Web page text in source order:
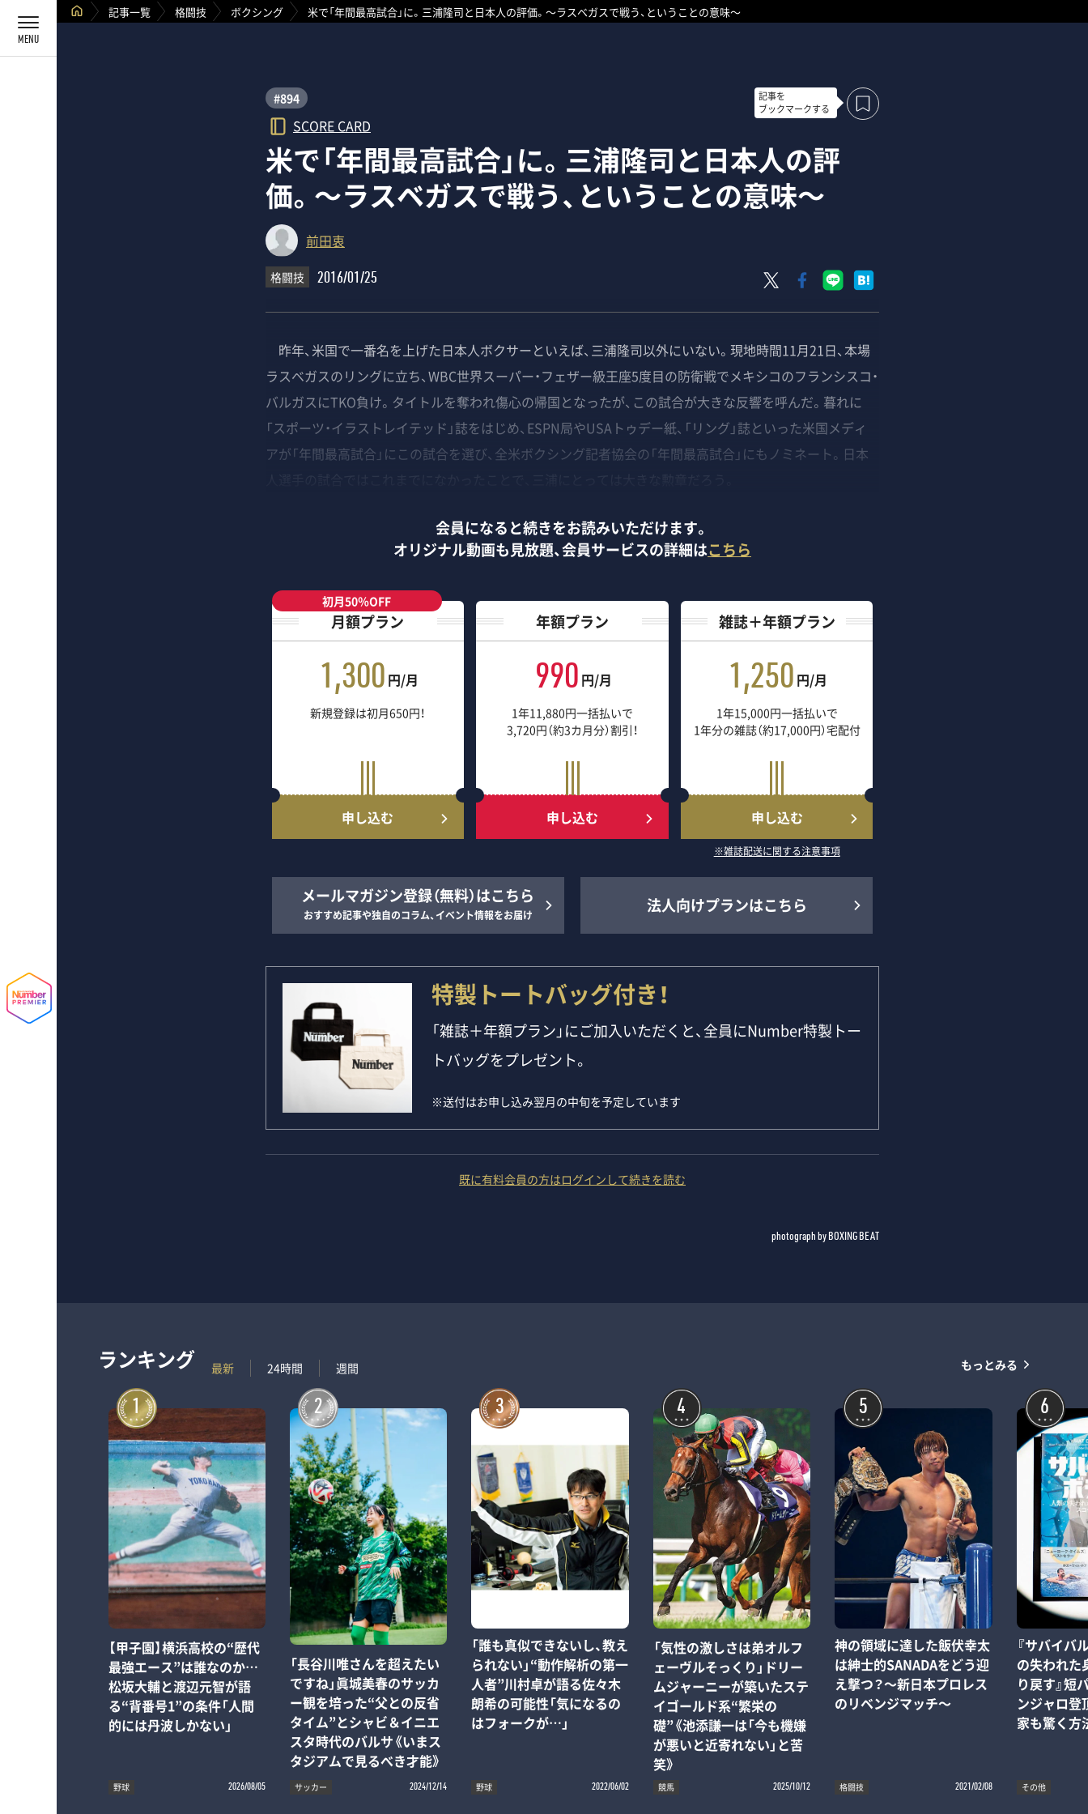
記事一覧 格闘技 ボクシング 米で「年間最高試合」に。三浦隆司と日本人の評価。～ラスベガスで戦う、ということの意味～
#894
SCORE CARD
記事を
ブックマークする
米で「年間最高試合」に。三浦隆司と日本人の評
価。～ラスベガスで戦う、ということの意味～
前田衷
格闘技 2016/01/25
昨年、米国で一番名を上げた日本人ボクサーといえば、三浦隆司以外にいない。現地時間11月21日、本場
ラスベガスのリングに立ち、WBC世界スーパー・フェザー級王座5度目の防衛戦でメキシコのフランシスコ・
バルガスにTKO負け。タイトルを奪われ傷心の帰国となったが、この試合が大きな反響を呼んだ。暮れに
「スポーツ・イラストレイテッド」誌をはじめ、ESPN局やUSAトゥデー紙、「リング」誌といった米国メディ
アが「年間最高試合」にこの試合を選び、全米ボクシング記者協会の「年間最高試合」にもノミネート。日本
会員になると続きをお読みいただけます。
オリジナル動画も見放題、会員サービスの詳細はこちら
初月50％OFF
月額プラン
1,300 円/月
新規登録は初月650円！
申し込む
年額プラン
990 円/月
1年11,880円一括払いで
3,720円（約3カ月分）割引！
申し込む
雑誌＋年額プラン
1,250 円/月
1年15,000円一括払いで
1年分の雑誌（約17,000円）宅配付
申し込む
※雑誌配送に関する注意事項
メールマガジン登録（無料）はこちら
おすすめ記事や独自のコラム、イベント情報をお届け 法人向けプランはこちら
特製トートバッグ付き！
「雑誌＋年額プラン」にご加入いただくと、全員にNumber特製トー
トバッグをプレゼント。
※送付はお申し込み翌月の中旬を予定しています
既に有料会員の方はログインして続きを読む
photograph by BOXING BEAT
ランキング 最新 24時間 週間 もっとみる
1
【甲子園】横浜高校の“歴代
最強エース”は誰なのか…
松坂大輔と渡辺元智が語
る“背番号1”の条件「人間
的には丹波しかない」
野球 2026/08/05
2
「長谷川唯さんを超えたい
ですね」眞城美春のサッカ
ー観を培った“父との反省
タイム”とシャビ＆イニエ
スタ時代のバルサ《いまス
タジアムで見るべき才能》
サッカー 2024/12/14
3
「誰も真似できないし、教え
られない」“動作解析の第一
人者”川村卓が語る佐々木
朗希の可能性「気になるの
はフォークが…」
野球 2022/06/02
4
「気性の激しさは弟オルフ
ェーヴルそっくり」ドリー
ムジャーニーが築いたステ
イゴールド系“繁栄の
礎”《池添謙一は「今も機嫌
が悪いと近寄れない」と苦
笑》
競馬 2025/10/12
5
神の領域に達した飯伏幸太
は紳士的SANADAをどう迎
え撃つ？～新日本プロレス
のリベンジマッチ～
格闘技 2021/02/08
6
『サバイバ
の失われた
り戻す』短
ンジャロ登
家も驚く方
その他